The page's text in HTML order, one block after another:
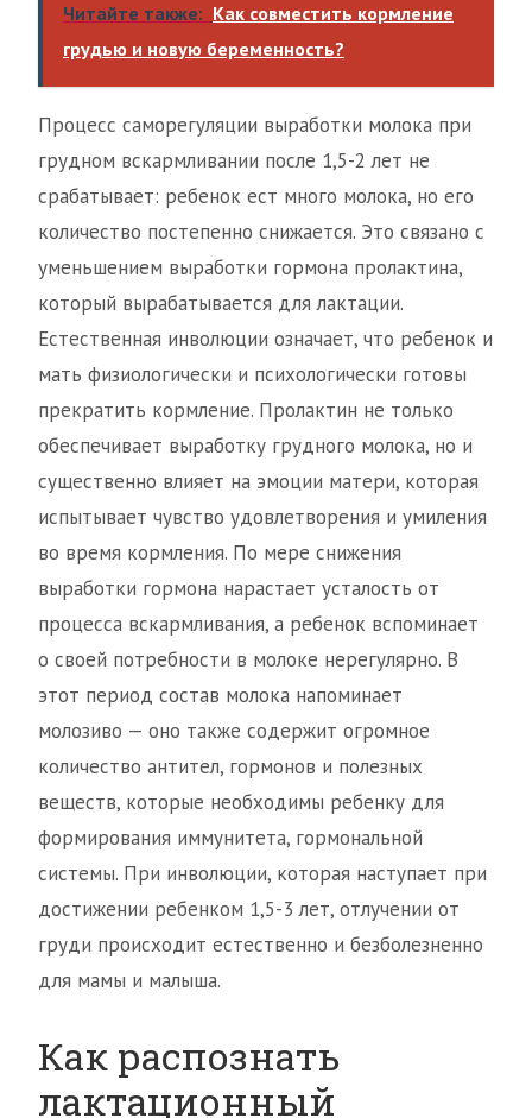
Читайте также: Как совместить кормление
грудью и новую беременность?
Процесс саморегуляции выработки молока при
грудном вскармливании после 1,5-2 лет не
срабатывает: ребенок ест много молока, но его
количество постепенно снижается. Это связано с
уменьшением выработки гормона пролактина,
который вырабатывается для лактации.
Естественная инволюции означает, что ребенок и
мать физиологически и психологически готовы
прекратить кормление. Пролактин не только
обеспечивает выработку грудного молока, но и
существенно влияет на эмоции матери, которая
испытывает чувство удовлетворения и умиления
во время кормления. По мере снижения
выработки гормона нарастает усталость от
процесса вскармливания, а ребенок вспоминает
о своей потребности в молоке нерегулярно. В
этот период состав молока напоминает
молозиво — оно также содержит огромное
количество антител, гормонов и полезных
веществ, которые необходимы ребенку для
формирования иммунитета, гормональной
системы. При инволюции, которая наступает при
достижении ребенком 1,5-3 лет, отлучении от
груди происходит естественно и безболезненно
для мамы и малыша.
Как распознать
лактационный